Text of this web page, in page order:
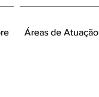
Áreas de Atuação
Áreas de Atuação